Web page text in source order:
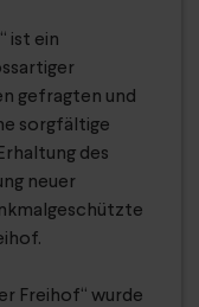
ist ein
gefragten und
sorgfältige
des
neuer
Freihof“ wurde